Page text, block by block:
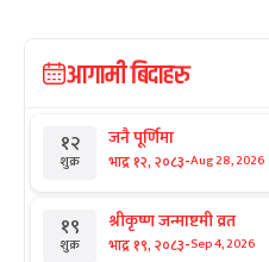
आगामी बिदाहरु
१२
शुक्र
जनै पूर्णिमा
भाद्र १२, २०८३-Aug 28, 2026
१९
शुक्र
श्रीकृष्ण जन्माष्टमी व्रत
भाद्र १९, २०८३-Sep 4, 2026